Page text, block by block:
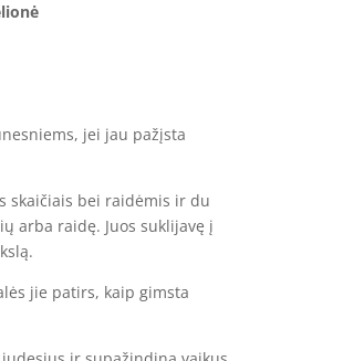
jei jau pažįsta
skaičiais bei raidėmis ir du
arba raidę. Juos suklijavę į
jie patirs, kaip gimsta